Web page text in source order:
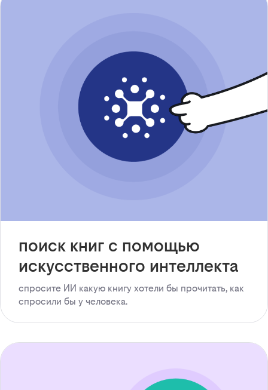
поиск книг с помощью
искусственного интеллекта
спросите ИИ какую книгу хотели бы прочитать, как
спросили бы у человека.